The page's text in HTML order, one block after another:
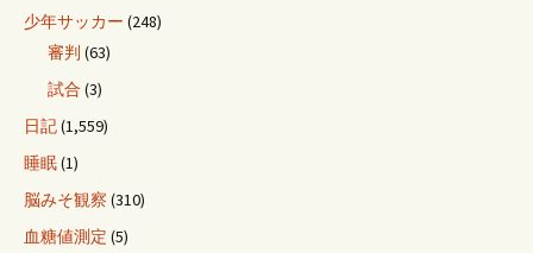
少年サッカー (248)
審判 (63)
試合 (3)
日記(1,559)
睡眠(1)
脳みそ観察 (310)
血糖値測定 (5)